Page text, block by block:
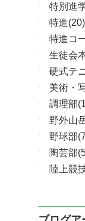
特別進
特進(20)
特進コ
生徒会
硬式テ
美術・
調理部
野外山
野球部
陶芸部
陸上競